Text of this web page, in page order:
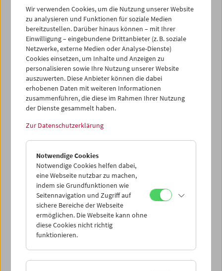
Krieg. Auf den Spuren einer
Evolution
10. Jänner bis 28. Februar 2019
Im Dialog mit der Ausstellung "Krieg. Auf den Spuren
einer Evolution" im Naturhistorischen Museum
präsentieren wir eine Auswahl von Filmen, die von der
Archäologie von Konflikten, der (Re-)Konstruktion und
der Evolution von Kriegserzählungen im Kino zeugen. Von
10. Jänner bis 28. Februar 2019 sind jeden Donnerstag
und an ausgewählten Sonntagen Schlüsselfilme aus
unterschiedlichen Epochen der Filmgeschichte zu sehen:
Vom StummfilmklassikerThe Four Horsemen of the
Apocalypse(1921) über die bahnbrechenden Arbeiten von
Peter Watkins oder Klassiker wie Andrej Tarkovskijs
(2013).
Wir verwenden Cookies, um die Nutzung unserer Website
zu analysieren und Funktionen für soziale Medien
bereitzustellen. Darüber hinaus können – mit Ihrer
Einwilligung – eingebundene Drittanbieter (z. B. soziale
Netzwerke, externe Medien oder Analyse-Dienste)
Cookies einsetzen, um Inhalte und Anzeigen zu
personalisieren sowie Ihre Nutzung unserer Website
auszuwerten. Diese Anbieter können die dabei
erhobenen Daten mit weiteren Informationen
zusammenführen, die diese im Rahmen Ihrer Nutzung
der Dienste gesammelt haben.
Zur Datenschutzerklärung
Notwendige Cookies
Notwendige Cookies helfen dabei,
eine Webseite nutzbar zu machen,
indem sie Grundfunktionen wie
Seitennavigation und Zugriff auf
sichere Bereiche der Webseite
ermöglichen. Die Webseite kann ohne
diese Cookies nicht richtig
funktionieren.